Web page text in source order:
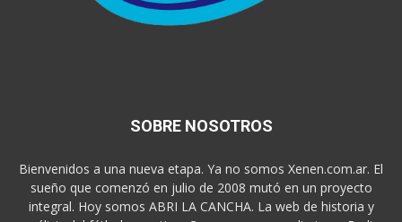
SOBRE NOSOTROS
Bienvenidos a una nueva etapa. Ya no somos Xenen.com.ar. El
sueño que comenzó en julio de 2008 mutó en un proyecto
integral. Hoy somos ABRI LA CANCHA. La web de historia y